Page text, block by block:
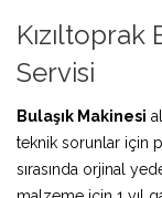
Servisi
Bulaşık Makinesi
teknik sorunlar için
sırasında orjinal